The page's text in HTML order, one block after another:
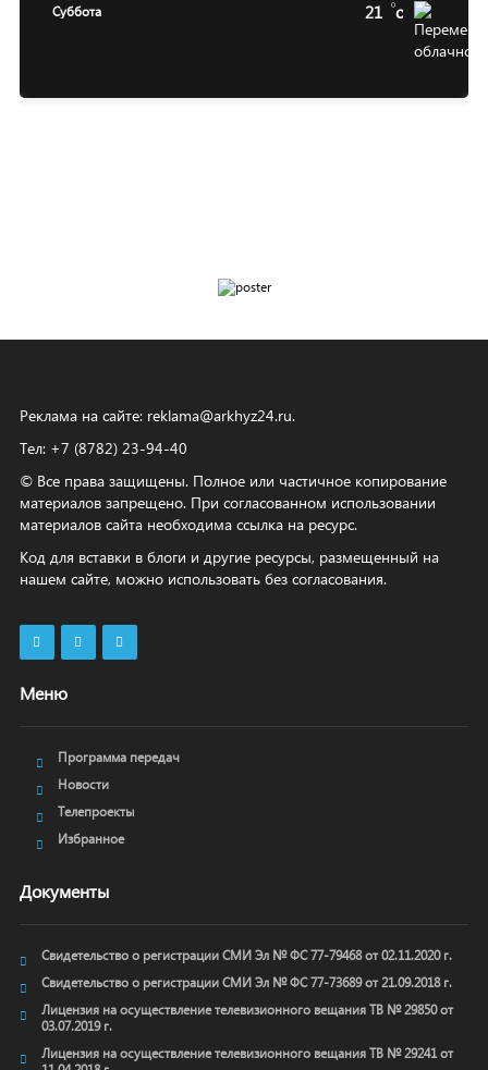
Суббота 21 c
Реклама на сайте: reklama@arkhyz24.ru.
Тел: +7 (8782) 23‑94‑40
© Все права защищены. Полное или частичное копирование
материалов запрещено. При согласованном использовании
материалов сайта необходима ссылка на ресурс.
Код для вставки в блоги и другие ресурсы, размещенный на
нашем сайте, можно использовать без согласования.
Меню
Программа передач
Новости
Телепроекты
Избранное
Документы
Свидетельство о регистрации СМИ Эл № ФС 77-79468 от 02.11.2020 г.
Свидетельство о регистрации СМИ Эл № ФС 77-73689 от 21.09.2018 г.
Лицензия на осуществление телевизионного вещания ТВ № 29850 от
03.07.2019 г.
Лицензия на осуществление телевизионного вещания ТВ № 29241 от